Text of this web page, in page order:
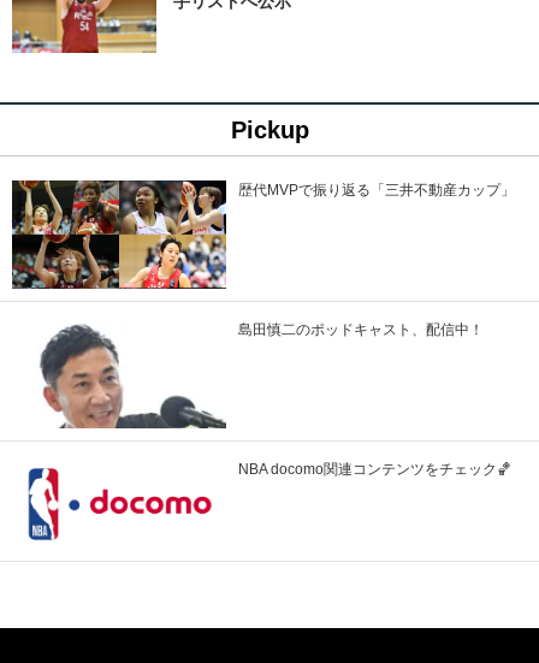
Pickup
歴代MVPで振り返る「三井不動産カップ」
島田慎二のポッドキャスト、配信中！
NBA docomo関連コンテンツをチェック🏀